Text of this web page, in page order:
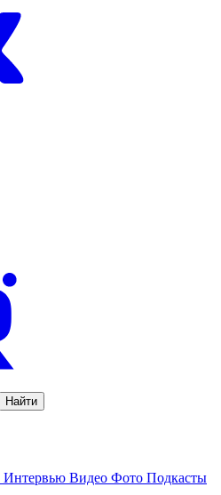
Найти
Интервью Видео Фото Подкасты